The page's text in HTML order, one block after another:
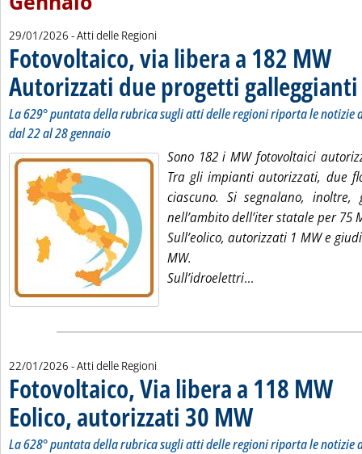
29/01/2026 - Atti delle Regioni
Fotovoltaico, via libera a 182 MW
Autorizzati due progetti galleggianti
La 629° puntata della rubrica sugli atti delle regioni riporta le
dal 22 al 28 gennaio
Sono 182 i MW fotovoltaici
Tra gli impianti autorizzati, due
ciascuno. Si segnalano,
nell’ambito dell’iter statale per 75
Sull’eolico, autorizzati 1 MW e
MW.
Sull’idroelettri...
22/01/2026 - Atti delle Regioni
Fotovoltaico, Via libera a 118 MW
Eolico, autorizzati 30 MW. Sottotitolo: La 628°
. Pubblicata giovedì 22
La 628° puntata della rubrica sugli atti delle regioni riporta le